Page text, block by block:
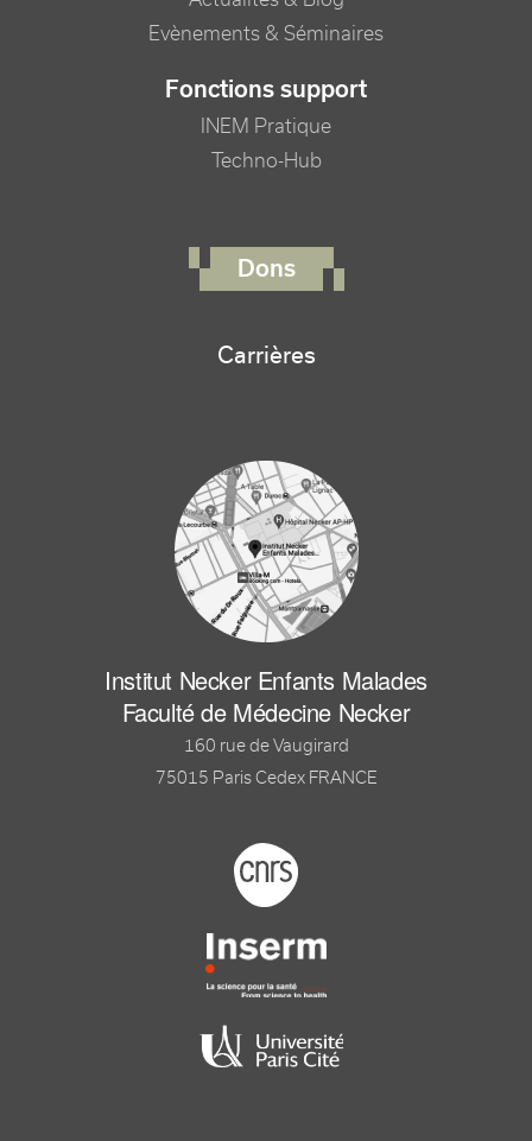
Evènements & Séminaires
Fonctions support
INEM Pratique
Techno-Hub
Dons
Carrières
Institut Necker Enfants Malades
Faculté de Médecine Necker
160 rue de Vaugirard
75015 Paris Cedex FRANCE
Footer logo tutelles